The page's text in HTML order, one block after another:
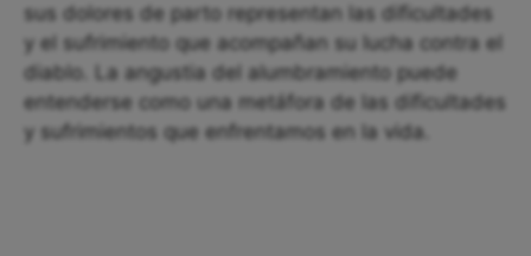
sus dolores de parto representan las dificultades
y el sufrimiento que acompañan su lucha contra el
diablo. La angustia del alumbramiento puede
entenderse como una metáfora de las dificultades
y sufrimientos que enfrentamos en la vida.